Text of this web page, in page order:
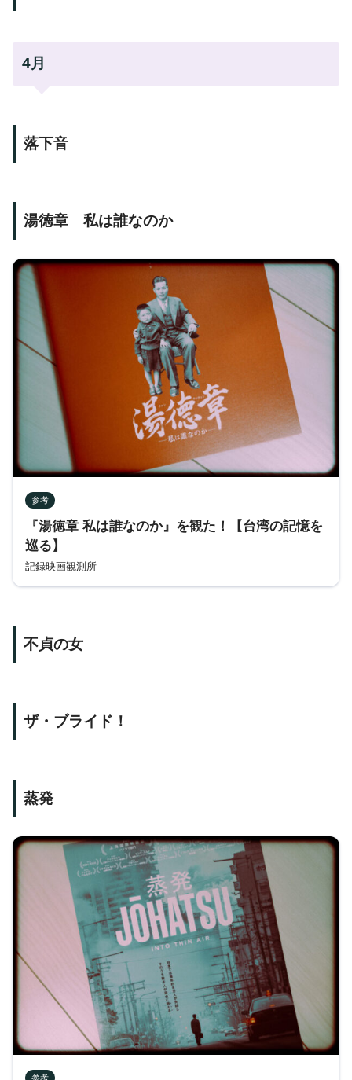
4月
落下音
湯徳章 私は誰なのか
参考
『湯徳章 私は誰なのか』を観た！【台湾の記憶を
巡る】
記録映画観測所
不貞の女
ザ・ブライド！
蒸発
参考